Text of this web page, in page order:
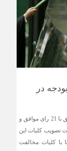
در
پس از تصویب شکننده کلیات این لایحه در کمیسیون تلفیق با 21 رای موافق و
تصویب کلیات این
با کلیات مخالفت